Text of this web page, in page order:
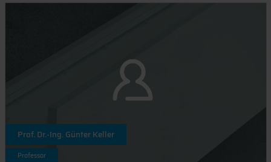
Prof. Dr.-Ing. Günter Keller
Professor